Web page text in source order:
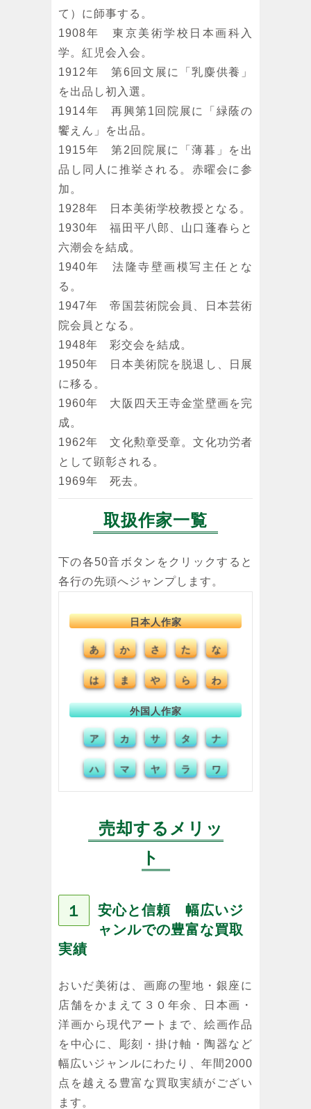
て）に師事する。
1908年 東京美術学校日本画科入
学。紅児会入会。
1912年 第6回文展に「乳麋供養」
を出品し初入選。
1914年 再興第1回院展に「緑蔭の
饗えん」を出品。
1915年 第2回院展に「薄暮」を出
品し同人に推挙される。赤曜会に参
加。
1928年 日本美術学校教授となる。
1930年 福田平八郎、山口蓬春らと
六潮会を結成。
1940年 法隆寺壁画模写主任とな
る。
1947年 帝国芸術院会員、日本芸術
院会員となる。
1948年 彩交会を結成。
1950年 日本美術院を脱退し、日展
に移る。
1960年 大阪四天王寺金堂壁画を完
成。
1962年 文化勲章受章。文化功労者
として顕彰される。
1969年 死去。
取扱作家一覧
下の各50音ボタンをクリックすると
各行の先頭へジャンプします。
日本人作家
あ か さ た な
は ま や ら わ
外国人作家
ア カ サ タ ナ
ハ マ ヤ ラ ワ
売却するメリッ
ト
１
安心と信頼 幅広いジ
ャンルでの豊富な買取
実績
おいだ美術は、画廊の聖地・銀座に
店舗をかまえて３０年余、日本画・
洋画から現代アートまで、絵画作品
を中心に、彫刻・掛け軸・陶器など
幅広いジャンルにわたり、年間2000
点を越える豊富な買取実績がござい
ます。